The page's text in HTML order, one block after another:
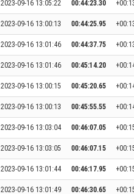
2023-09-16 13:05:22 00:44:23.30
2023-09-16 13:00:13 00:44:25.95
2023-09-16 13:01:46 00:44:37.75
2023-09-16 13:01:46 00:45:14.20
2023-09-16 13:00:15 00:45:20.65
2023-09-16 13:00:13 00:45:55.55
2023-09-16 13:03:04 00:46:07.05
2023-09-16 13:03:05 00:46:07.15
2023-09-16 13:01:44 00:46:17.95
2023-09-16 13:01:49 00:46:30.65